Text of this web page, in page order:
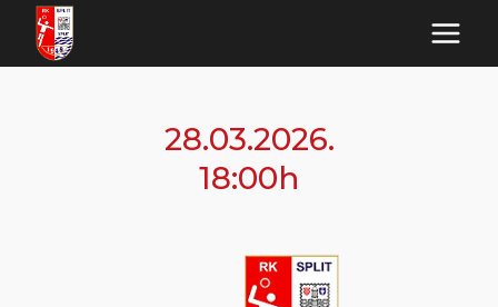
Skip
content
28.03.2026.
18:00h